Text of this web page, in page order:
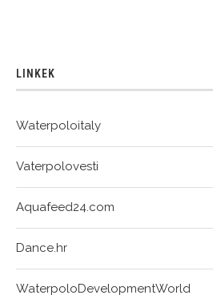
LINKEK
Waterpoloitaly
Vaterpolovesti
Aquafeed24.com
Dance.hr
WaterpoloDevelopmentWorld